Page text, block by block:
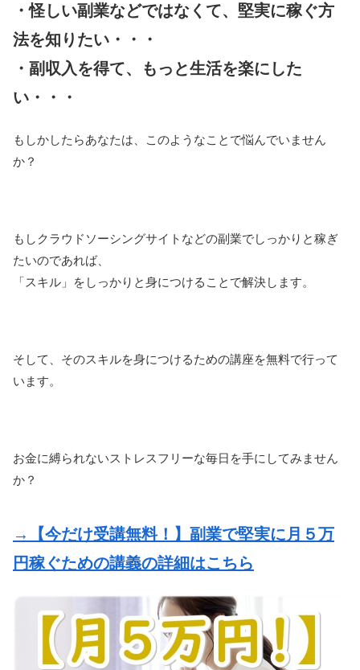
・怪しい副業などではなくて、堅実に稼ぐ方
法を知りたい・・・
・副収入を得て、もっと生活を楽にした
い・・・
もしかしたらあなたは、このようなことで悩んでいません
か？
もしクラウドソーシングサイトなどの副業でしっかりと稼ぎ
たいのであれば、
「スキル」をしっかりと身につけることで解決します。
そして、そのスキルを身につけるための講座を無料で行って
います。
お金に縛られないストレスフリーな毎日を手にしてみません
か？
→【今だけ受講無料！】副業で堅実に月５万
円稼ぐための講義の詳細はこちら